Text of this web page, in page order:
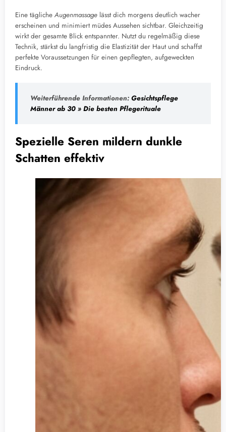
Eine tägliche Augenmassage lässt dich morgens deutlich wacher
erscheinen und minimiert müdes Aussehen sichtbar. Gleichzeitig
wirkt der gesamte Blick entspannter. Nutzt du regelmäßig diese
Technik, stärkst du langfristig die Elastizität der Haut und schaffst
perfekte Voraussetzungen für einen gepflegten, aufgeweckten
Eindruck.
Weiterführende Informationen: Gesichtspflege
Männer ab 30 » Die besten Pflegerituale
Spezielle Seren mildern dunkle
Schatten effektiv